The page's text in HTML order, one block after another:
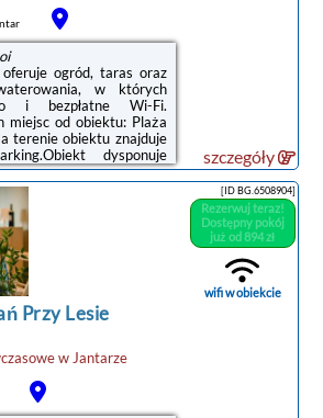
ogród, taras oraz
w których
i bezpłatne Wi-Fi.
miejsc od obiektu: Plaża
terenie obiektu znajduje
dysponuje
Goście mogą grać
Okolica cieszy się
miłośników jazdy na
ważnych miejsc od
Morskie – 38 km,
Bałtycka – 38 km.
Gdańsk-Rębiechowo
obiektu.Doba hotelowa
szczegóły
Przy Lesie
w Jantarze
[ID BG.6508904]
Rezerwuj teraz!
Dostępny pokój
już od 894 zł
wifi w obiekcie